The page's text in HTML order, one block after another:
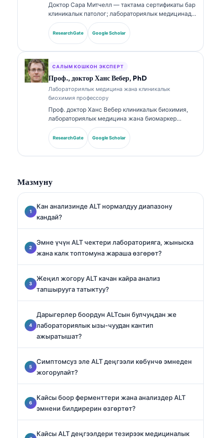
Доктор Сара Митчелл — тактама сертификаты бар
клиникалык патолог; лабораториялык медицинада
жана диагностикалык анализде 18 жылдан ашык
тажрыйбасы бар. Ал клиникалык химия боюнча
адистик сертификаттарына ээ жана клиникалык
жарыялаган.
ResearchGate Google Scholar
САЛЫМ КОШКОН ЭКСПЕРТ
Проф., доктор Ханс Вебер, PhD
Лабораториялык медицина жана клиникалык
биохимия профессору
Проф. доктор Ханс Вебер клиникалык биохимия,
лабораториялык медицина жана биомаркер
изилдөөлөрү боюнча 30+ жылдык тажрыйбага ээ.
Германиянын Клиникалык химия коомунун
мурдагы президенти, ал диагностикалык
адистешкен.
ResearchGate Google Scholar
Мазмуну
Кан анализинде ALT нормалдуу диапазону
кандай?
Эмне үчүн ALT чектери лабораторияга, жыныска
жана калк топтомуна жараша өзгөрөт?
Жеңил жогору ALT качан кайра анализ
тапшырууга татыктуу?
Дарыгерлер боордун ALTсын булчуңдан же
лабораториялык ызы-чуудан кантип
ажыратышат?
Симптомсуз эле ALT деңгээли көбүнчө эмнеден
жогорулайт?
Кайсы боор ферменттери жана анализдер ALT
эмнени билдирерин өзгөртөт?
Кайсы ALT деңгээлдери тезирээк медициналык